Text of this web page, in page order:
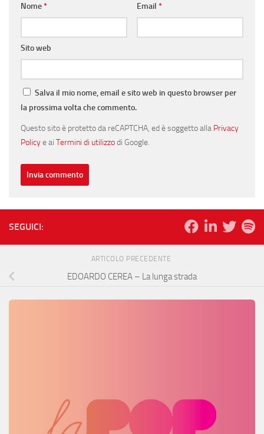
Nome* Email *
Sito web
Salva il mio nome, email e sito web in questo browser per
la prossima volta che commento.
Questo sito è protetto da reCAPTCHA, ed è soggetto alla Privacy
Policye ai Termini di utilizzodi Google.
SEGUICI:
ARTICOLO PRECEDENTE
EDOARDO CEREA – La lunga strada